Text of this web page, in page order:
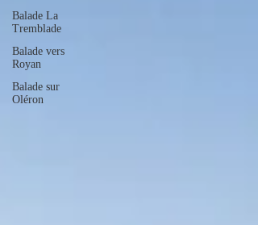
Balade La
Tremblade
Balade vers
Royan
Balade sur
Oléron